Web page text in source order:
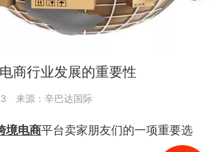
商行业发展的重要性
来源：辛巴达国际
境电商平台卖家朋友们 的一项重要选